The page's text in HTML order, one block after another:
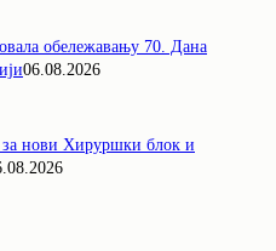
обележавању 70. Дана
06.08.2026
за нови Хируршки блок и